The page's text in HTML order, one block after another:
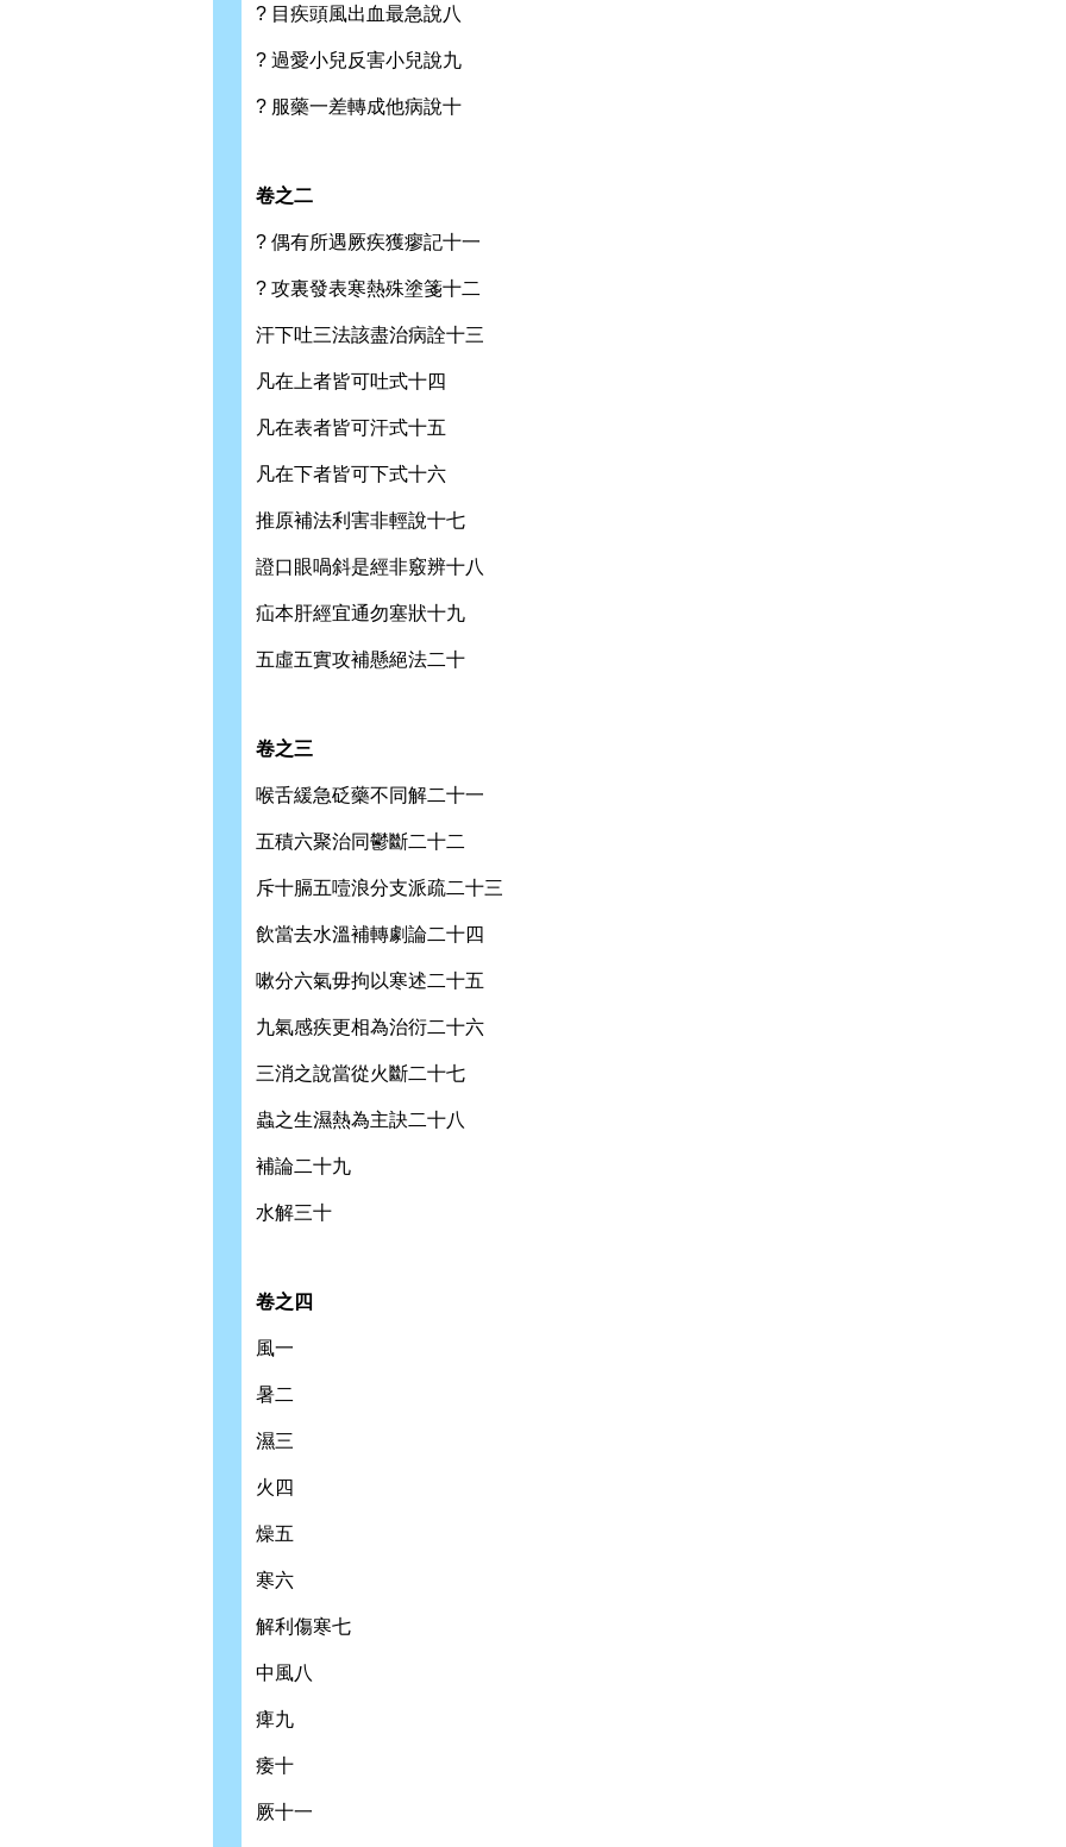
? 目疾頭風出血最急說八
? 過愛小兒反害小兒說九
? 服藥一差轉成他病說十
卷之二
? 偶有所遇厥疾獲瘳記十一
? 攻裏發表寒熱殊塗箋十二
汗下吐三法該盡治病詮十三
凡在上者皆可吐式十四
凡在表者皆可汗式十五
凡在下者皆可下式十六
推原補法利害非輕說十七
證口眼喎斜是經非竅辨十八
疝本肝經宜通勿塞狀十九
五虛五實攻補懸絕法二十
卷之三
喉舌緩急砭藥不同解二十一
五積六聚治同鬱斷二十二
斥十膈五噎浪分支派疏二十三
飲當去水溫補轉劇論二十四
嗽分六氣毋拘以寒述二十五
九氣感疾更相為治衍二十六
三消之說當從火斷二十七
蟲之生濕熱為主訣二十八
補論二十九
水解三十
卷之四
風一
暑二
濕三
火四
燥五
寒六
解利傷寒七
中風八
痺九
痿十
厥十一